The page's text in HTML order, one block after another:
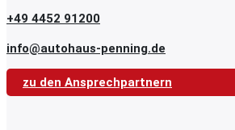
+49 4452 91200
info@autohaus-penning.de
zu den Ansprechpartnern